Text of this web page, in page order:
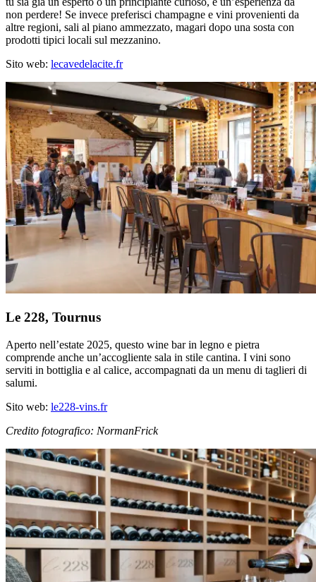
non perdere! Se invece preferisci champagne e vini provenienti da
altre regioni, sali al piano ammezzato, magari dopo una sosta con
prodotti tipici locali sul mezzanino.
Sito web: lecavedelacite.fr
Le 228, Tournus
Aperto nell’estate 2025, questo wine bar in legno e pietra
comprende anche un’accogliente sala in stile cantina. I vini sono
serviti in bottiglia e al calice, accompagnati da un menu di taglieri di
salumi.
Sito web: le228-vins.fr
Credito fotografico: NormanFrick